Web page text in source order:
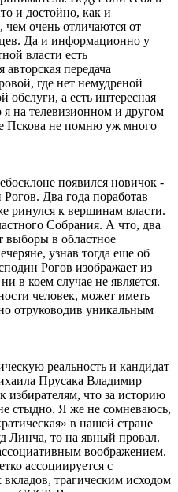
и достойно, как и
чем очень отличаются от
Да и информационно у
власти есть
авторская передача
где нет немудреной
обслуги, а есть интересная
я на телевизионном и другом
Пскова не помню уж много
появился новичок -
Два года поработав
ринулся к вершинам власти.
Собрания. А что, два
выборы в областное
узнав тогда еще об
Рогов изображает из
в коем случае не является.
человек, может иметь
отруководив уникальным
реальность и кандидат
Прусака Владимир
избирателям, что за историю
стыдно. Я же не сомневаюсь,
в нашей стране
Линча, то на явный провал.
воображением.
ассоциируется с
трагическим исходом